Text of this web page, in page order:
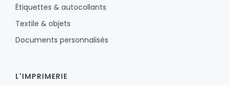
Étiquettes & autocollants
Textile & objets
Documents personnalisés
L'IMPRIMERIE